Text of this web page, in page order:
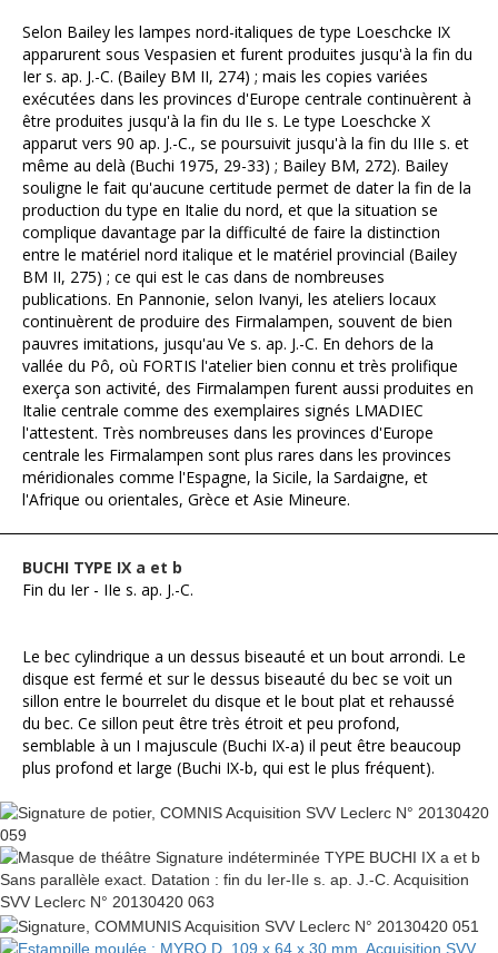
Selon Bailey les lampes nord-italiques de type Loeschcke IX
apparurent sous Vespasien et furent produites jusqu'à la fin du
Ier s. ap. J.-C. (Bailey BM II, 274) ; mais les copies variées
exécutées dans les provinces d'Europe centrale continuèrent à
être produites jusqu'à la fin du IIe s. Le type Loeschcke X
apparut vers 90 ap. J.-C., se poursuivit jusqu'à la fin du IIIe s. et
même au delà (Buchi 1975, 29-33) ; Bailey BM, 272). Bailey
souligne le fait qu'aucune certitude permet de dater la fin de la
production du type en Italie du nord, et que la situation se
complique davantage par la difficulté de faire la distinction
entre le matériel nord italique et le matériel provincial (Bailey
BM II, 275) ; ce qui est le cas dans de nombreuses
publications. En Pannonie, selon Ivanyi, les ateliers locaux
continuèrent de produire des Firmalampen, souvent de bien
pauvres imitations, jusqu'au Ve s. ap. J.-C. En dehors de la
vallée du Pô, où FORTIS l'atelier bien connu et très prolifique
exerça son activité, des Firmalampen furent aussi produites en
Italie centrale comme des exemplaires signés LMADIEC
l'attestent. Très nombreuses dans les provinces d'Europe
centrale les Firmalampen sont plus rares dans les provinces
méridionales comme l'Espagne, la Sicile, la Sardaigne, et
l'Afrique ou orientales, Grèce et Asie Mineure.
BUCHI TYPE IX a et b
Fin du Ier - IIe s. ap. J.-C.
Le bec cylindrique a un dessus biseauté et un bout arrondi. Le
disque est fermé et sur le dessus biseauté du bec se voit un
sillon entre le bourrelet du disque et le bout plat et rehaussé
du bec. Ce sillon peut être très étroit et peu profond,
semblable à un I majuscule (Buchi IX-a) il peut être beaucoup
plus profond et large (Buchi IX-b, qui est le plus fréquent).